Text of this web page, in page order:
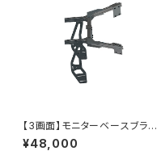
【3画面】モニターベースブラケッ
トセット【納期1～3週間】
¥48,000